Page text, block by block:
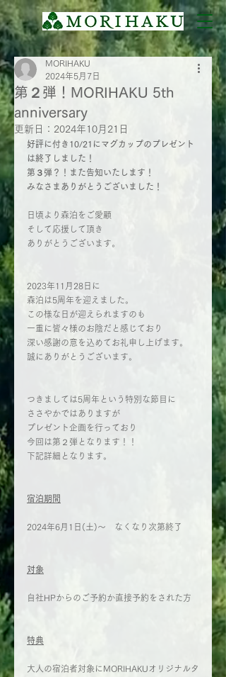
第２弾！MORIHAKU 5th
anniversary
MORIHAKU
2024年5月7日
更新日： 2024年10月21日
好評に付き10/21にマグカップのプレゼント
は終了しました！
第３弾？！また告知いたします！
みなさまありがとうございました！
日頃より森泊をご愛顧
そして応援して頂き
ありがとうございます。
2023年11月28日に
森泊は5周年を迎えました。
この様な日が迎えられますのも
一重に皆々様のお陰だと感じており
深い感謝の意を込めてお礼申し上げます。
誠にありがとうございます。
つきましては5周年という特別な節目に
ささやかではありますが
プレゼント企画を行っており
今回は第２弾となります！！
下記詳細となります。
宿泊期間
2024年6月1日(土)～　なくなり次第終了
対象
自社HPからのご予約か直接予約をされた方
特典
大人の宿泊者対象にMORIHAKUオリジナルタ